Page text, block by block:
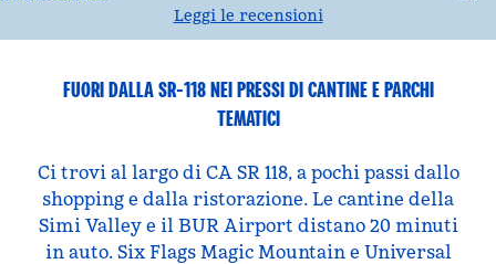
Leggi le recensioni
FUORI DALLA SR-118 NEI PRESSI DI CANTINE E PARCHI
TEMATICI
Ci trovi al largo di CA SR 118, a pochi passi dallo
shopping e dalla ristorazione. Le cantine della
Simi Valley e il BUR Airport distano 20 minuti
in auto. Six Flags Magic Mountain e Universal